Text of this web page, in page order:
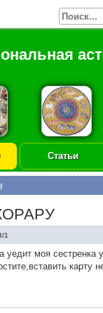
Статьи
1
уедит моя сестренка
карту